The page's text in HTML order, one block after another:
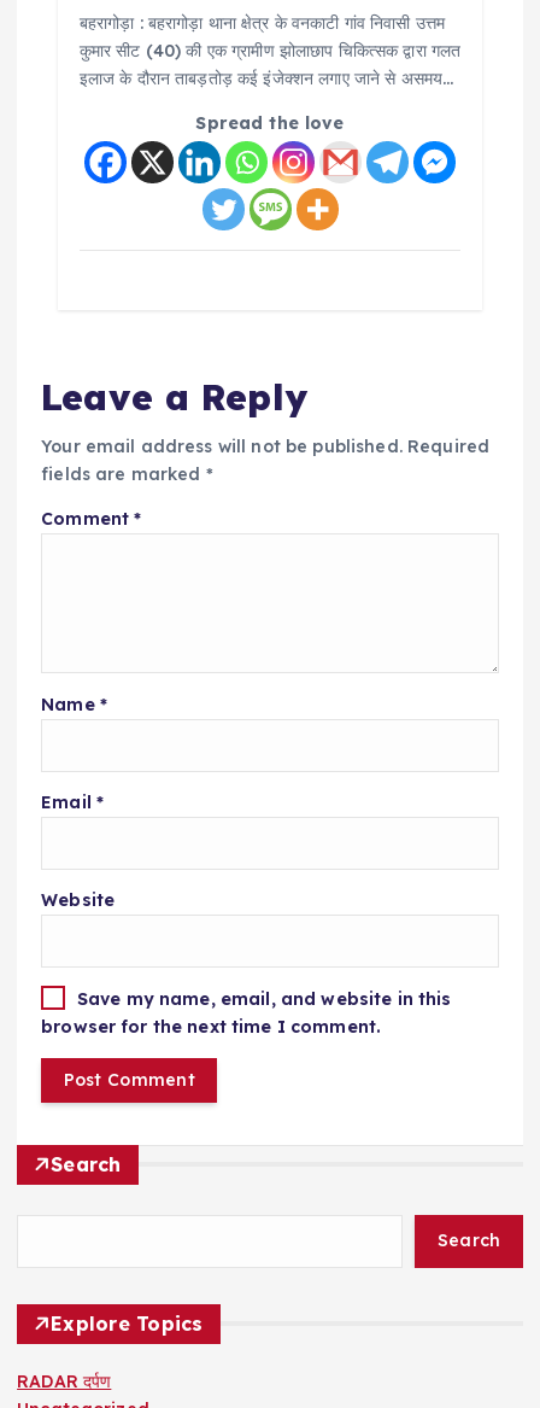
बहरागोड़ा : बहरागोड़ा थाना क्षेत्र के वनकाटी गांव निवासी उत्तम
कुमार सीट (40) की एक ग्रामीण झोलाछाप चिकित्सक द्वारा गलत
इलाज के दौरान ताबड़तोड़ कई इंजेक्शन लगाए जाने से असमय…
Spread the love
Leave a Reply
Your email address will not be published. Required
fields are marked *
Comment*
Name *
Email *
Website
Save my name, email, and website in this
browser for the next time I comment.
Search
Search
Explore Topics
RADAR दर्पण